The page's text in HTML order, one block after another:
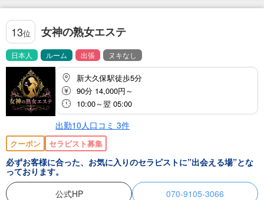
13位 女神の熟女エステ
日本人 ルーム 出張 ヌキなし
新大久保駅徒歩5分
90分 14,000円～
10:00～翌 05:00
出勤10人口コミ 3件
クーポン セラピスト募集
必ずお客様に合った、お気に入りのセラピストに”出会える場”とな
っております。
公式HP
070-9105-3066